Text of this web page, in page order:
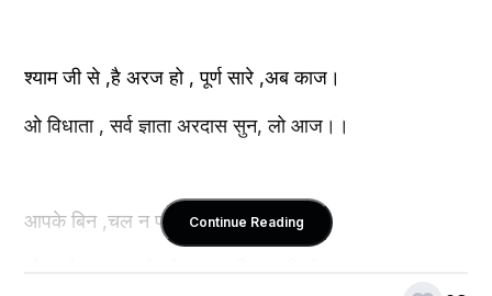
श्याम जी से ,है अरज हो , पूर्ण सारे ,अब काज।
ओ विधाता , सर्व ज्ञाता अरदास सुन, लो आज।।
आपके बिन ,चल न पाए, है अँधेरा , चहूँ ओर
Continue Reading